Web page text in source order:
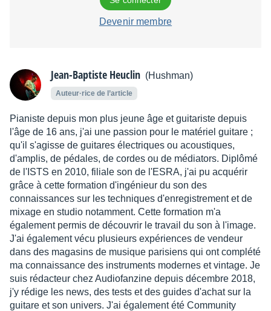
Devenir membre
Jean-Baptiste Heuclin (Hushman)
Auteur·rice de l’article
Pianiste depuis mon plus jeune âge et guitariste depuis
l'âge de 16 ans, j'ai une passion pour le matériel guitare ;
qu'il s'agisse de guitares électriques ou acoustiques,
d'amplis, de pédales, de cordes ou de médiators. Diplômé
de l'ISTS en 2010, filiale son de l'ESRA, j'ai pu acquérir
grâce à cette formation d'ingénieur du son des
connaissances sur les techniques d'enregistrement et de
mixage en studio notamment. Cette formation m'a
également permis de découvrir le travail du son à l'image.
J'ai également vécu plusieurs expériences de vendeur
dans des magasins de musique parisiens qui ont complété
ma connaissance des instruments modernes et vintage. Je
suis rédacteur chez Audiofanzine depuis décembre 2018,
j'y rédige les news, des tests et des guides d'achat sur la
guitare et son univers. J'ai également été Community